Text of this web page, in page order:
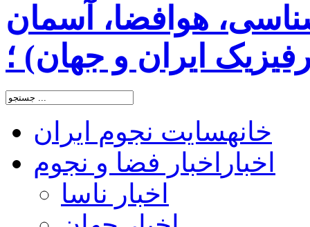
هوافضا، آسمان
ایران و جهان) ؛
خانهسایت نجوم ایران
اخبار اخبار فضا و نجوم
اخبار ناسا